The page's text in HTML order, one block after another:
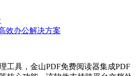
效办公解决方案
工具，金山PDF免费阅读器集成PDF